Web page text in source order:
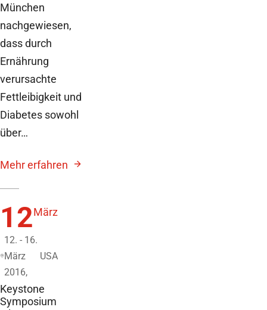
München
nachgewiesen,
dass durch
Ernährung
verursachte
Fettleibigkeit und
Diabetes sowohl
über…
Mehr erfahren
12März
12. - 16.
März
2016,
USA
Keystone
Symposium